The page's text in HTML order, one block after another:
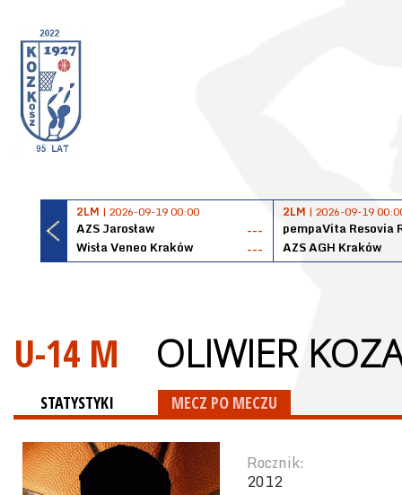
2LM | 2026-09-19 00:00
AZS Jarosław
---
Wisła Veneo Kraków
---
2LM | 2026-09-19
pempaVita Resovia
AZS AGH Kraków
U-14 M OLIWIER
STATYSTYKI MECZ PO MECZU
Rocznik:
2012